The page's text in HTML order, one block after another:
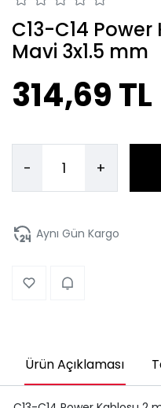
C13-C14
Mavi 3x1.5 mm
314,69 TL
- +
Aynı Gün Kargo
Ürün Açıklaması